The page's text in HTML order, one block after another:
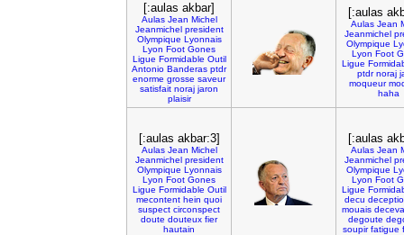
[:aulas akbar]
Aulas Jean Michel
Jeanmichel president
Olympique Lyonnais
Lyon Foot Gones
Ligue Formidable Outil
Antonio Banderas ptdr
enorme grosse saveur
satisfait noraj jaron
plaisir
[:aulas
Aulas Jean
Jeanmichel
Olympique
Lyon Foot
Ligue
ptdr noraj
moqueur
haha
[:aulas akbar:3]
Aulas Jean Michel
Jeanmichel president
Olympique Lyonnais
Lyon Foot Gones
Ligue Formidable Outil
mecontent hein quoi
suspect circonspect
doute douteux fier
hautain
[:aulas
Aulas Jean
Jeanmichel
Olympique
Lyon Foot
Ligue
decu
mouais
degoute
soupir fatigue